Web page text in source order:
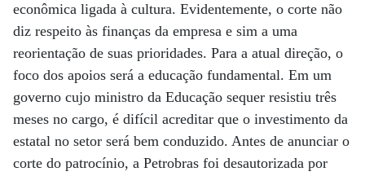
econômica ligada à cultura. Evidentemente, o corte não
diz respeito às finanças da empresa e sim a uma
reorientação de suas prioridades. Para a atual direção, o
foco dos apoios será a educação fundamental. Em um
governo cujo ministro da Educação sequer resistiu três
meses no cargo, é difícil acreditar que o investimento da
estatal no setor será bem conduzido. Antes de anunciar o
corte do patrocínio, a Petrobras foi desautorizada por